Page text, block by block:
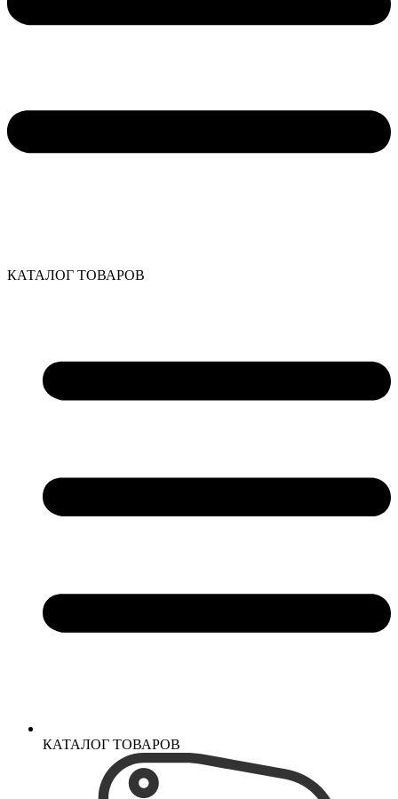
КАТАЛОГ ТОВАРОВ
КАТАЛОГ ТОВАРОВ